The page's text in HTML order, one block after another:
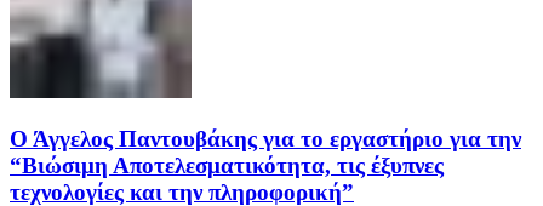
Ο Άγγελος Παντουβάκης για το εργαστήριο για την
“Βιώσιμη Αποτελεσματικότητα, τις έξυπνες
τεχνολογίες και την πληροφορική”